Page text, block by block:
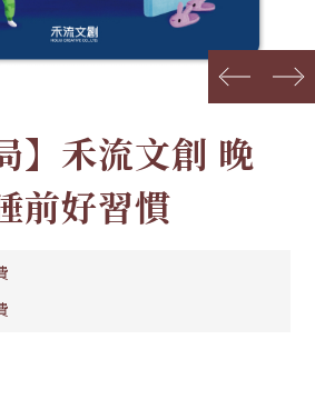
prev next
】禾流文創 晚
前好習慣